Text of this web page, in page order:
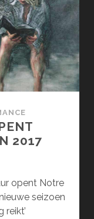
2017
opent Notre
seizoen
reikt’